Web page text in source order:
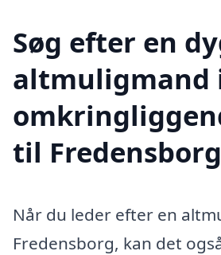
Søg efter en
altmuligmand
til
Når du leder efter en
Fredensborg, kan det